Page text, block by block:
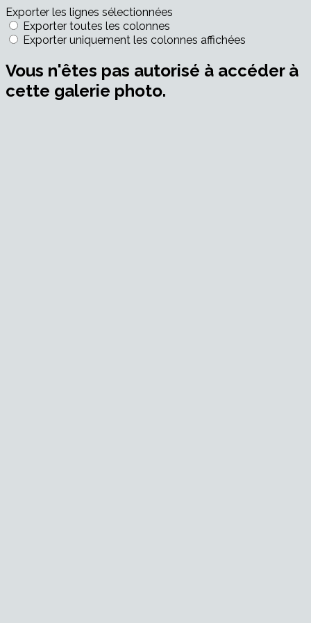
Exporter les lignes sélectionnées
Exporter toutes les colonnes
Exporter uniquement les colonnes affichées
Vous n'êtes pas autorisé à accéder à
cette galerie photo.